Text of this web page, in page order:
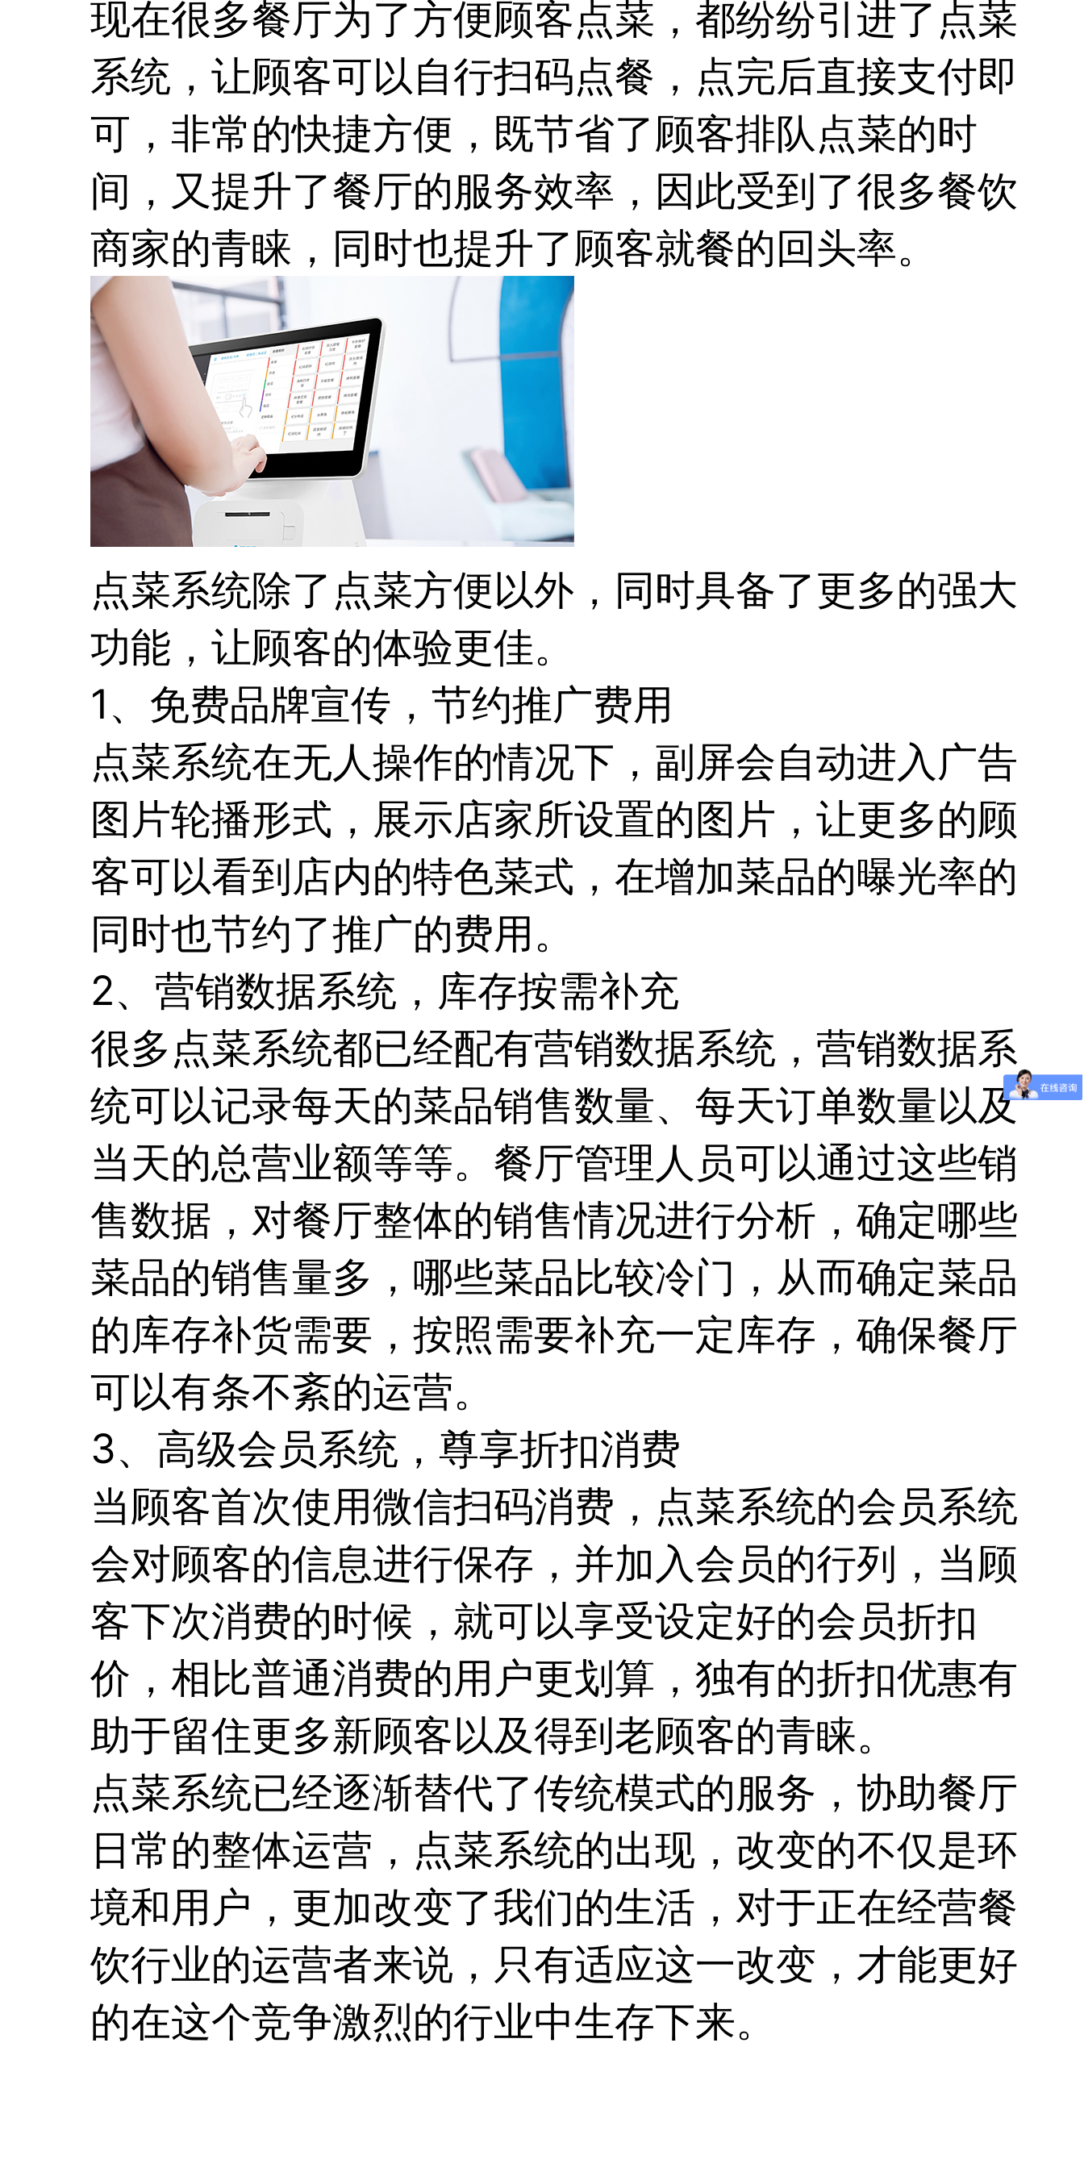
现在很多餐厅为了方便顾客点菜，都纷纷引进了 点菜
系统 ，让顾客可以自行扫码点餐，点完后直接支付即
可，非常的快捷方便，既节省了顾客排队点菜的时
间，又提升了餐厅的服务效率，因此受到了很多餐饮
商家的青睐，同时也提升了顾客就餐的回头率。
点菜系统除了点菜方便以外，同时具备了更多的强大
功能，让顾客的体验更佳。
1、免费品牌宣传，节约推广费用
点菜系统在无人操作的情况下，副屏会自动进入广告
图片轮播形式，展示店家所设置的图片，让更多的顾
客可以看到店内的特色菜式，在增加菜品的曝光率的
同时也节约了推广的费用。
2、营销数据系统，库存按需补充
很多点菜系统都已经配有营销数据系统，营销数据系
统可以记录每天的菜品销售数量、每天订单数量以及
当天的总营业额等等。餐厅管理人员可以通过这些销
售数据，对餐厅整体的销售情况进行分析，确定哪些
菜品的销售量多，哪些菜品比较冷门，从而确定菜品
的库存补货需要，按照需要补充一定库存，确保餐厅
可以有条不紊的运营。
3、高级会员系统，尊享折扣消费
当顾客首次使用微信扫码消费，点菜系统的会员系统
会对顾客的信息进行保存，并加入会员的行列，当顾
客下次消费的时候，就可以享受设定好的会员折扣
价，相比普通消费的用户更划算，独有的折扣优惠有
助于留住更多新顾客以及得到老顾客的青睐。
点菜系统已经逐渐替代了传统模式的服务，协助餐厅
日常的整体运营，点菜系统的出现，改变的不仅是环
境和用户，更加改变了我们的生活，对于正在经营餐
饮行业的运营者来说，只有适应这一改变，才能更好
的在这个竞争激烈的行业中生存下来。